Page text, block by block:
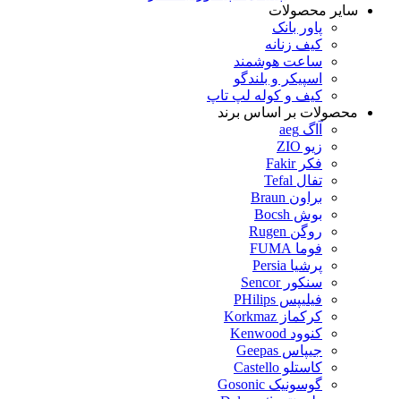
سایر محصولات
پاور بانک
کیف زنانه
ساعت هوشمند
اسپیکر و بلندگو
کیف و کوله لپ تاپ
محصولات بر اساس برند
آاگ aeg
زیو ZIO
فکر Fakir
تفال Tefal
براون Braun
بوش Bocsh
روگن Rugen
فوما FUMA
پرشیا Persia
سنکور Sencor
فیلیپس PHilips
کرکماز Korkmaz
کنوود Kenwood
جیپاس Geepas
کاستلو Castello
گوسونیک Gosonic